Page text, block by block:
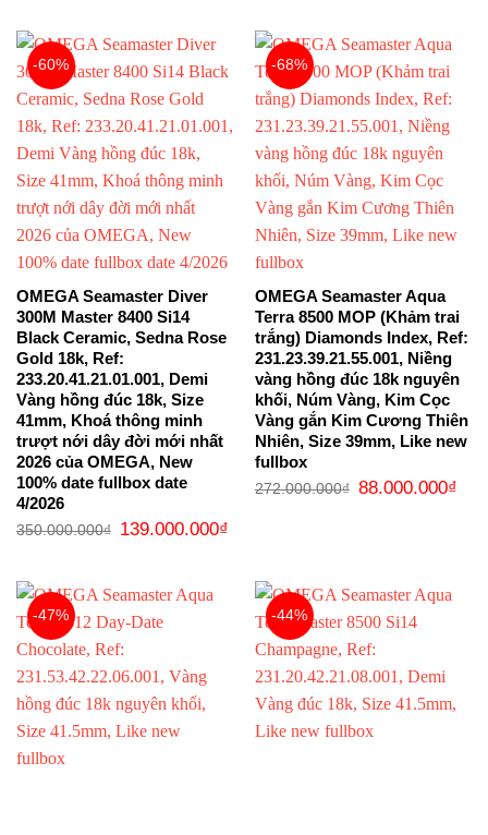
439.000.000₫.
-60%
OMEGA Seamaster Diver
300M Master 8400 Si14
Black Ceramic, Sedna Rose
Gold 18k, Ref:
233.20.41.21.01.001, Demi
Vàng hồng đúc 18k, Size
41mm, Khoá thông minh
trượt nới dây đời mới nhất
2026 của OMEGA, New
100% date fullbox date
4/2026
350.000.000₫
Giá
gốc
139.000.000₫Giá
139.000.000₫.
-68%
OMEGA Seamaster Aqua
Terra 8500 MOP (Khảm trai
trắng) Diamonds Index, Ref:
231.23.39.21.55.001, Niềng
vàng hồng đúc 18k nguyên
khối, Núm Vàng, Kim Cọc
Vàng gắn Kim Cương Thiên
Nhiên, Size 39mm, Like new
fullbox
272.000.000₫
Giá
gốc
88.000.000₫Giá
-47% -44%